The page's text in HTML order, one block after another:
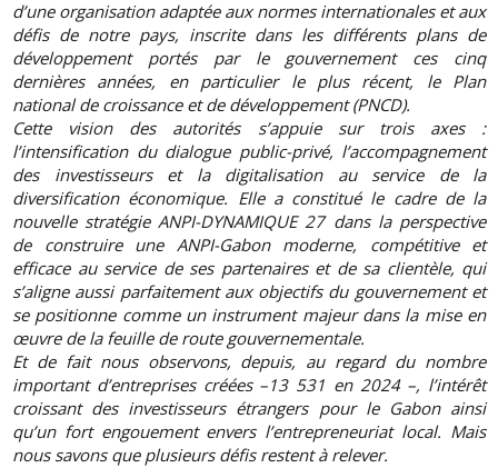
d’une organisation adaptée aux normes internationales et aux
défis de notre pays, inscrite dans les différents plans de
développement portés par le gouvernement ces cinq
dernières années, en particulier le plus récent, le Plan
national de croissance et de développement (PNCD).
Cette vision des autorités s’appuie sur trois axes :
l’intensification du dialogue public-privé, l’accompagnement
des investisseurs et la digitalisation au service de la
diversification économique. Elle a constitué le cadre de la
nouvelle stratégie ANPI-DYNAMIQUE 27 dans la perspective
de construire une ANPI-Gabon moderne, compétitive et
efficace au service de ses partenaires et de sa clientèle, qui
s’aligne aussi parfaitement aux objectifs du gouvernement et
se positionne comme un instrument majeur dans la mise en
œuvre de la feuille de route gouvernementale.
Et de fait nous observons, depuis, au regard du nombre
important d’entreprises créées –13 531 en 2024 –, l’intérêt
croissant des investisseurs étrangers pour le Gabon ainsi
qu’un fort engouement envers l’entrepreneuriat local. Mais
nous savons que plusieurs défis restent à relever.